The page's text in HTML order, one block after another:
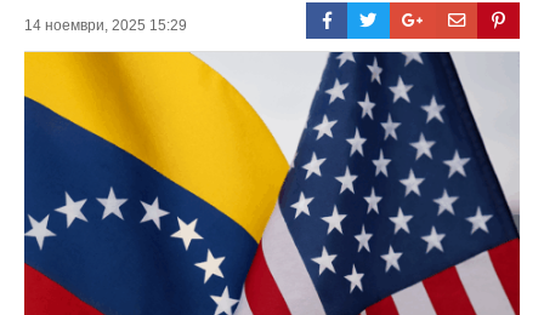
14 ноември, 2025 15:29